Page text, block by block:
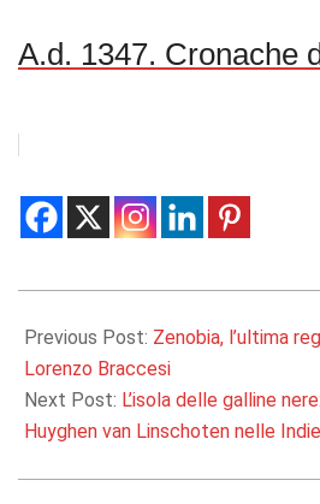
A.d. 1347. Cronache
05-
19
Previous Post: Zenobia, l’ultima
Lorenzo Braccesi
Next Post: L’isola delle galline
Huyghen van Linschoten nelle